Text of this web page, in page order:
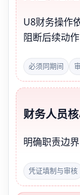
U8财务操作
阻断后续动作
必须同期间
财务人员
明确职责边
凭证填制与审核